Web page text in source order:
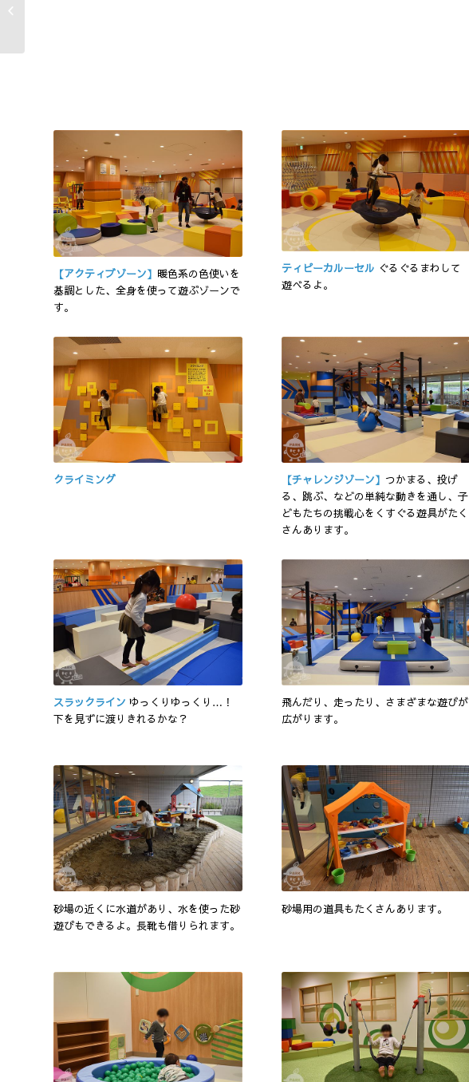
【アクティブゾーン】 暖色系の色使いを
基調とした、全身を使って遊ぶゾーンで
す。
ティピーカルーセル ぐるぐるまわして
遊べるよ。
クライミング 【チャレンジゾーン】 つかまる、投げ
る、跳ぶ、などの単純な動きを通し、子
どもたちの挑戦心をくすぐる遊具がたく
さんあります。
スラックライン ゆっくりゆっくり…！
下を見ずに渡りきれるかな？
飛んだり、走ったり、さまざまな遊びが
広がります。
砂場の近くに水道があり、水を使った砂
遊びもできるよ。長靴も借りられます。
砂場用の道具もたくさんあります。